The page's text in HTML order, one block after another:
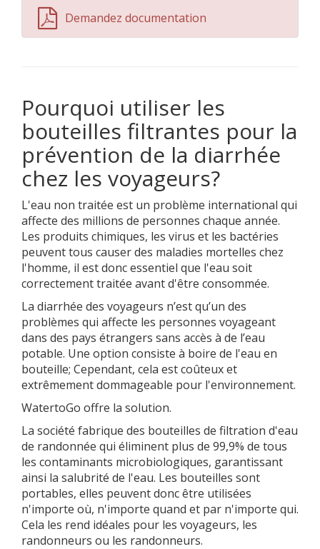
Demandez documentation
Pourquoi utiliser les
bouteilles filtrantes pour la
prévention de la diarrhée
chez les voyageurs?
L'eau non traitée est un problème international qui
affecte des millions de personnes chaque année.
Les produits chimiques, les virus et les bactéries
peuvent tous causer des maladies mortelles chez
l'homme, il est donc essentiel que l'eau soit
correctement traitée avant d'être consommée.
La diarrhée des voyageurs n’est qu’un des
problèmes qui affecte les personnes voyageant
dans des pays étrangers sans accès à de l’eau
potable. Une option consiste à boire de l'eau en
bouteille; Cependant, cela est coûteux et
extrêmement dommageable pour l'environnement.
WatertoGo offre la solution.
La société fabrique des bouteilles de filtration d'eau
de randonnée qui éliminent plus de 99,9% de tous
les contaminants microbiologiques, garantissant
ainsi la salubrité de l'eau. Les bouteilles sont
portables, elles peuvent donc être utilisées
n'importe où, n'importe quand et par n'importe qui.
Cela les rend idéales pour les voyageurs, les
randonneurs ou les randonneurs.